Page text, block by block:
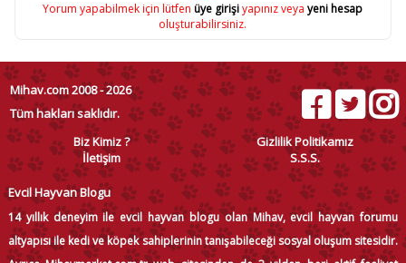
Yorum yapabilmek için lütfen üye girişiyapınız veya yeni hesap
oluşturabilirsiniz.
Mihav.com 2008 - 2026
Tüm hakları saklıdır.
Biz Kimiz ?
Gizlilik Politikamız
İletişim
S.S.S.
Evcil Hayvan Blogu
14 yıllık deneyim ile evcil hayvan blogu olan Mihav, evcil hayvan forumu
altyapısı ile kedi ve köpek sahiplerinin tanışabileceği sosyal oluşum sitesidir.